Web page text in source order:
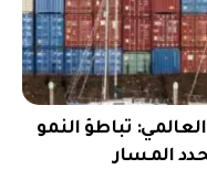
تباطؤ النمو
المسار